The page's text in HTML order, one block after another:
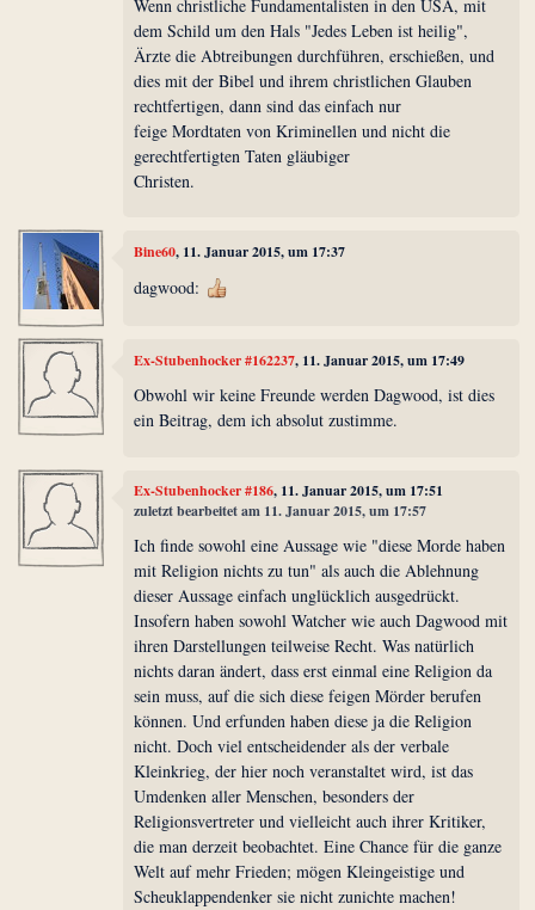
Wenn christliche Fundamentalisten in den USA, mit
dem Schild um den Hals "Jedes Leben ist heilig",
Ärzte die Abtreibungen durchführen, erschießen, und
dies mit der Bibel und ihrem christlichen Glauben
rechtfertigen, dann sind das einfach nur
feige Mordtaten von Kriminellen und nicht die
gerechtfertigten Taten gläubiger
Christen.
Bine60, 11. Januar 2015, um 17:37
dagwood:
Ex-Stubenhocker #162237, 11. Januar 2015, um 17:49
Obwohl wir keine Freunde werden Dagwood, ist dies
ein Beitrag, dem ich absolut zustimme.
Ex-Stubenhocker #186, 11. Januar 2015, um 17:51
zuletzt bearbeitet am 11. Januar 2015, um 17:57
Ich finde sowohl eine Aussage wie "diese Morde haben
mit Religion nichts zu tun" als auch die Ablehnung
dieser Aussage einfach unglücklich ausgedrückt.
Insofern haben sowohl Watcher wie auch Dagwood mit
ihren Darstellungen teilweise Recht. Was natürlich
nichts daran ändert, dass erst einmal eine Religion da
sein muss, auf die sich diese feigen Mörder berufen
können. Und erfunden haben diese ja die Religion
nicht. Doch viel entscheidender als der verbale
Kleinkrieg, der hier noch veranstaltet wird, ist das
Umdenken aller Menschen, besonders der
Religionsvertreter und vielleicht auch ihrer Kritiker,
die man derzeit beobachtet. Eine Chance für die ganze
Welt auf mehr Frieden; mögen Kleingeistige und
Scheuklappendenker sie nicht zunichte machen!